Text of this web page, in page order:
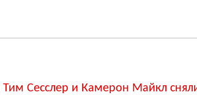
Тим Сесслер и Камерон Майкл